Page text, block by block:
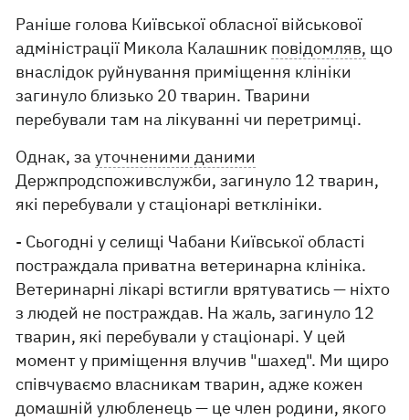
Раніше голова Київської обласної військової
адміністрації Микола Калашник повідомляв, що
внаслідок руйнування приміщення клініки
загинуло близько 20 тварин. Тварини
перебували там на лікуванні чи перетримці.
Однак, зауточненими даними
Держпродспоживслужби, загинуло 12 тварин,
які перебували у стаціонарі ветклініки.
- Сьогодні у селищі Чабани Київської області
постраждала приватна ветеринарна клініка.
Ветеринарні лікарі встигли врятуватись — ніхто
з людей не постраждав. На жаль, загинуло 12
тварин, які перебували у стаціонарі. У цей
момент у приміщення влучив "шахед". Ми щиро
співчуваємо власникам тварин, адже кожен
домашній улюбленець — це член родини, якого